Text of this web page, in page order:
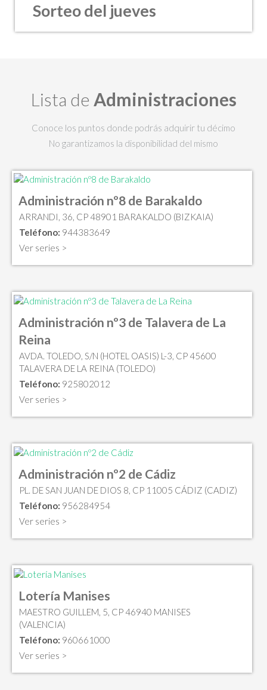
Sorteo del jueves
Lista de Administraciones
Conoce los puntos donde podrás adquirir tu décimo
No garantizamos la disponibilidad del mismo
Administración nº8 de Barakaldo
ARRANDI, 36, CP 48901 BARAKALDO (BIZKAIA)
Teléfono: 944383649
Ver series >
Administración nº3 de Talavera de La
Reina
AVDA. TOLEDO, S/N (HOTEL OASIS) L-3, CP 45600
TALAVERA DE LA REINA (TOLEDO)
Teléfono: 925802012
Ver series >
Administración nº2 de Cádiz
PL. DE SAN JUAN DE DIOS 8, CP 11005 CÁDIZ (CADIZ)
Teléfono: 956284954
Ver series >
Lotería Manises
MAESTRO GUILLEM, 5, CP 46940 MANISES
(VALENCIA)
Teléfono: 960661000
Ver series >